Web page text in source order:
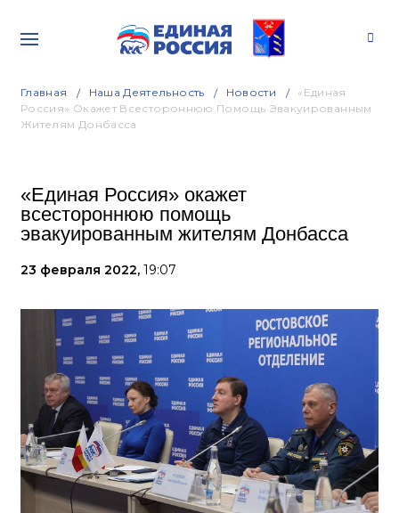
Главная Наша Деятельность Новости
«Единая
Россия» Окажет Всестороннюю Помощь Эвакуированным
Жителям Донбасса
«Единая Россия» окажет
всестороннюю помощь
эвакуированным жителям Донбасса
23 февраля 2022, 19:07